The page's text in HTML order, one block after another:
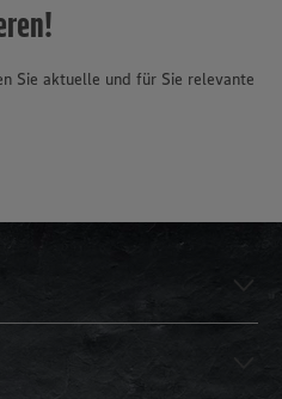
Sie aktuelle und für Sie relevante